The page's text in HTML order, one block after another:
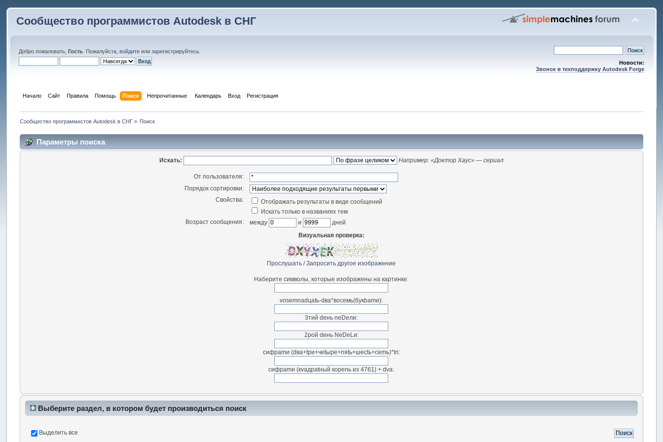
Сообщество программистов Autodesk в СНГ
Добро пожаловать,Гость . Пожалуйста,войдите илизарегистрируйтесь
Новости:
Звонок в техподдержку Autodesk Forge
Начало Сайт Правила Помощь Поиск Непрочитанные Календарь Вход Регистрация
Сообщество программистов Autodesk в СНГ» Поиск
Параметры поиска
Искать: Например: «Доктор Хаус» — сериал
От пользователя:
Порядок сортировки:
Свойства:
Отображать результаты в виде сообщений
Искать только в названиях тем
Возраст сообщения:
между и
дней
Визуальная проверка:
Прослушать /Запросить другое изображение
Наберите символы, которые изображены на картинке:
vosemnadцatь-dва*воceмь(6укbamи):
3тий deнь neDeли:
2рой dень NeDeLи:
cифраmи (dвa+tpи+чetыpe+пяtь+шeсtь+cemь)*tri:
cифраmи (кvaдраtный коpenь из 4761) + dva:
Выберите раздел, в котором будет производиться поиск
Выделить все